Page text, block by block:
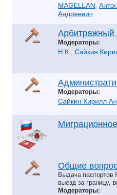
MAGELLAN
Андреевич
Арбитражный
Модераторы:
Н.К. Сайкин
Модераторы:
Сайкин Кирилл
Общие
Выдача паспортов
выезд за границу,
Модераторы: